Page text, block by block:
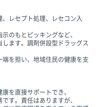
レセプト処理、レセコン入
のもとピッキングなど、
ます。調剤併設型ドラッグス
を担い、地域住民の健康を支
を直接サポートでき、
す。責任はありますが、